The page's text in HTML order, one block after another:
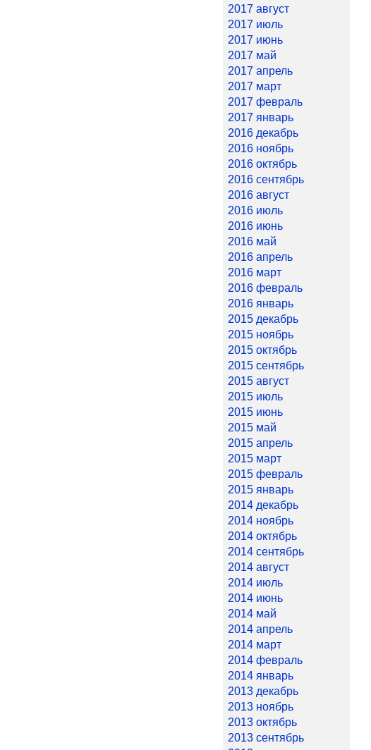
2017 август
2017 июль
2017 июнь
2017 май
2017 апрель
2017 март
2017 февраль
2017 январь
2016 декабрь
2016 ноябрь
2016 октябрь
2016 сентябрь
2016 август
2016 июль
2016 июнь
2016 май
2016 апрель
2016 март
2016 февраль
2016 январь
2015 декабрь
2015 ноябрь
2015 октябрь
2015 сентябрь
2015 август
2015 июль
2015 июнь
2015 май
2015 апрель
2015 март
2015 февраль
2015 январь
2014 декабрь
2014 ноябрь
2014 октябрь
2014 сентябрь
2014 август
2014 июль
2014 июнь
2014 май
2014 апрель
2014 март
2014 февраль
2014 январь
2013 декабрь
2013 ноябрь
2013 октябрь
2013 сентябрь